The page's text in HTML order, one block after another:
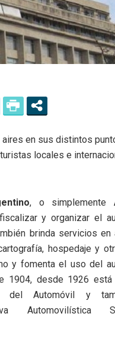
en sus distintos
locales e
, o simplemente
y organizar el
brinda servicios
hospedaje y
y fomenta el uso del
1904, desde 1926
del Automóvil y
Automovilística